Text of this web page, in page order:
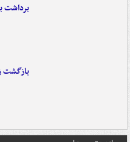
برداشت
بازگشت